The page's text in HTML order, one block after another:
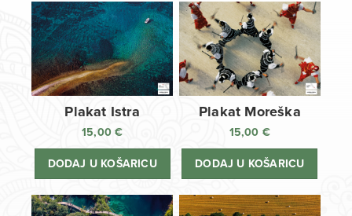
Plakat Istra
15,00€
DODAJ U KOŠARICU
Plakat Moreška
15,00 €
DODAJ U KOŠARICU